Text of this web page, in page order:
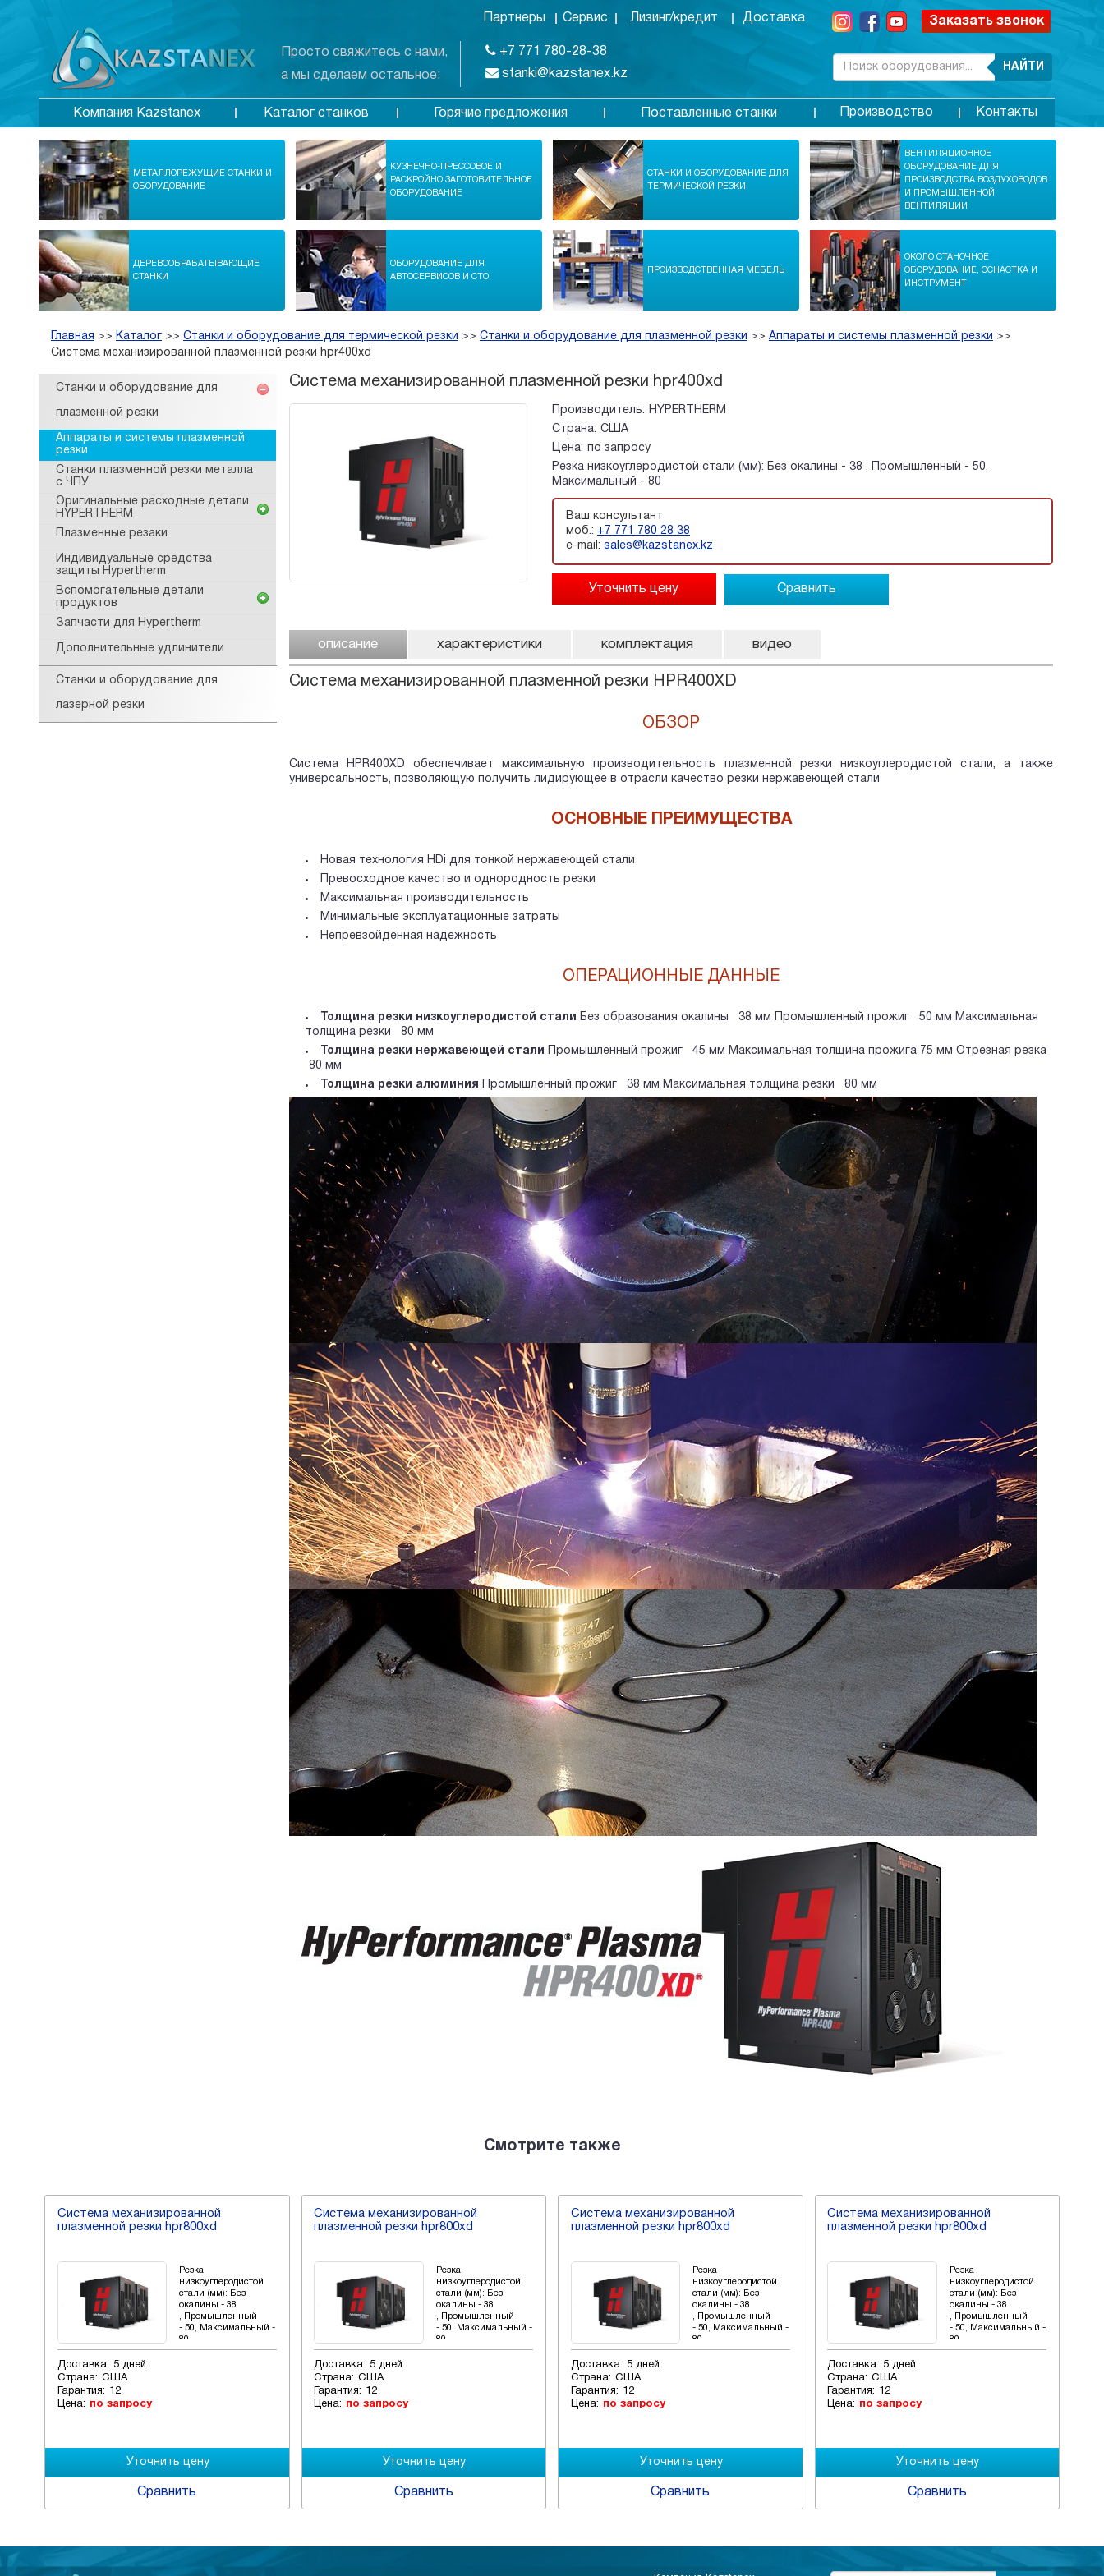
Просто свяжитесь с нами,
а мы сделаем остальное:
Партнеры Сервис Лизинг/кредит Доставка
+7 771 780-28-38
stanki@kazstanex.kz
Заказать звонок
НАЙТИ
Компания Kazstanex Каталог станков Горячие предложения Поставленные станки Производство Контакты
МЕТАЛЛОРЕЖУЩИЕ СТАНКИ И
ОБОРУДОВАНИЕ
КУЗНЕЧНО-ПРЕССОВОЕ И
РАСКРОЙНО ЗАГОТОВИТЕЛЬНОЕ
ОБОРУДОВАНИЕ
СТАНКИ И ОБОРУДОВАНИЕ ДЛЯ
ТЕРМИЧЕСКОЙ РЕЗКИ
ВЕНТИЛЯЦИОННОЕ
ОБОРУДОВАНИЕ ДЛЯ
ПРОИЗВОДСТВА ВОЗДУХОВОДОВ
И ПРОМЫШЛЕННОЙ
ВЕНТИЛЯЦИИ
ДЕРЕВООБРАБАТЫВАЮЩИЕ
СТАНКИ
ОБОРУДОВАНИЕ ДЛЯ
АВТОСЕРВИСОВ И СТО
ПРОИЗВОДСТВЕННАЯ МЕБЕЛЬ
ОКОЛО СТАНОЧНОЕ
ОБОРУДОВАНИЕ, ОСНАСТКА И
ИНСТРУМЕНТ
Главная >> Каталог >> Станки и оборудование для термической резки >> Станки и оборудование для плазменной резки >> Аппараты и системы плазменной резки >>
Система механизированной плазменной резки hpr400xd
Станки и оборудование для
плазменной резки
Аппараты и системы плазменной
резки
Станки плазменной резки металла
с ЧПУ
Оригинальные расходные детали
HYPERTHERM
Плазменные резаки
Индивидуальные средства
защиты Hypertherm
Вспомогательные детали
продуктов
Запчасти для Hypertherm
Дополнительные удлинители
Станки и оборудование для
лазерной резки
Система механизированной плазменной резки hpr400xd
Производитель:
HYPERTHERM
Страна: США
Цена: по запросу
Резка низкоуглеродистой стали (мм): Без окалины - 38 , Промышленный - 50,
Максимальный - 80
Ваш консультант
моб.: +7 771 780 28 38
e-mail: sales@kazstanex.kz
Сравнить
описание характеристики комплектация видео
Система механизированной плазменной резки HPR400XD
ОБЗОР
Система HPR400XD обеспечивает максимальную производительность плазменной резки низкоуглеродистой стали, а также
универсальность, позволяющую получить лидирующее в отрасли качество резки нержавеющей стали
ОСНОВНЫЕ ПРЕИМУЩЕСТВА
Новая технология HDi для тонкой нержавеющей стали
Превосходное качество и однородность резки
Максимальная производительность
Минимальные эксплуатационные затраты
Непревзойденная надежность
ОПЕРАЦИОННЫЕ ДАННЫЕ
Толщина резки низкоуглеродистой стали
Без образования окалины 38 мм Промышленный прожиг 50 мм Максимальная
толщина резки 80 мм
Толщина резки нержавеющей стали
Промышленный прожиг 45 мм Максимальная толщина прожига 75 мм Отрезная резка
80 мм
Толщина резки алюминия
Промышленный прожиг 38 мм Максимальная толщина резки 80 мм
Смотрите также
Система механизированной
плазменной резки hpr800xd
Резка
низкоуглеродистой
стали (мм): Без
окалины - 38
, Промышленный
- 50, Максимальный -
80
Доставка: 5 дней
Страна: США
Гарантия: 12
Цена: по запросу
Сравнить
Система механизированной
плазменной резки hpr800xd
Резка
низкоуглеродистой
стали (мм): Без
окалины - 38
, Промышленный
- 50, Максимальный -
80
Доставка: 5 дней
Страна: США
Гарантия: 12
Цена: по запросу
Сравнить
Система механизированной
плазменной резки hpr800xd
Резка
низкоуглеродистой
стали (мм): Без
окалины - 38
, Промышленный
- 50, Максимальный -
80
Доставка: 5 дней
Страна: США
Гарантия: 12
Цена: по запросу
Сравнить
Система механизированной
плазменной резки hpr800xd
Резка
низкоуглеродистой
стали (мм): Без
окалины - 38
, Промышленный
- 50, Максимальный -
80
Доставка: 5 дней
Страна: США
Гарантия: 12
Цена: по запросу
Сравнить